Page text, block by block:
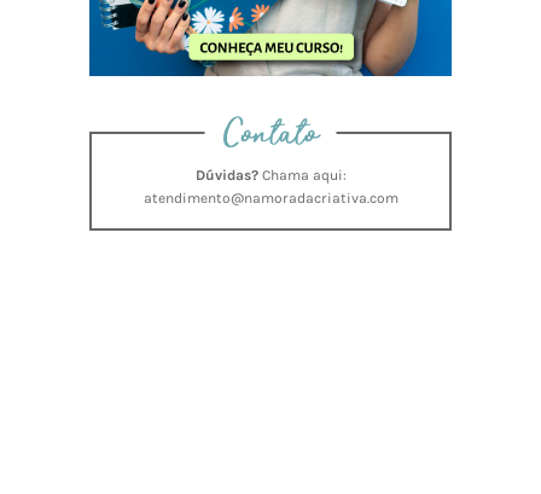
Contato
Dúvidas?Chama aqui:
atendimento@namoradacriativa.com